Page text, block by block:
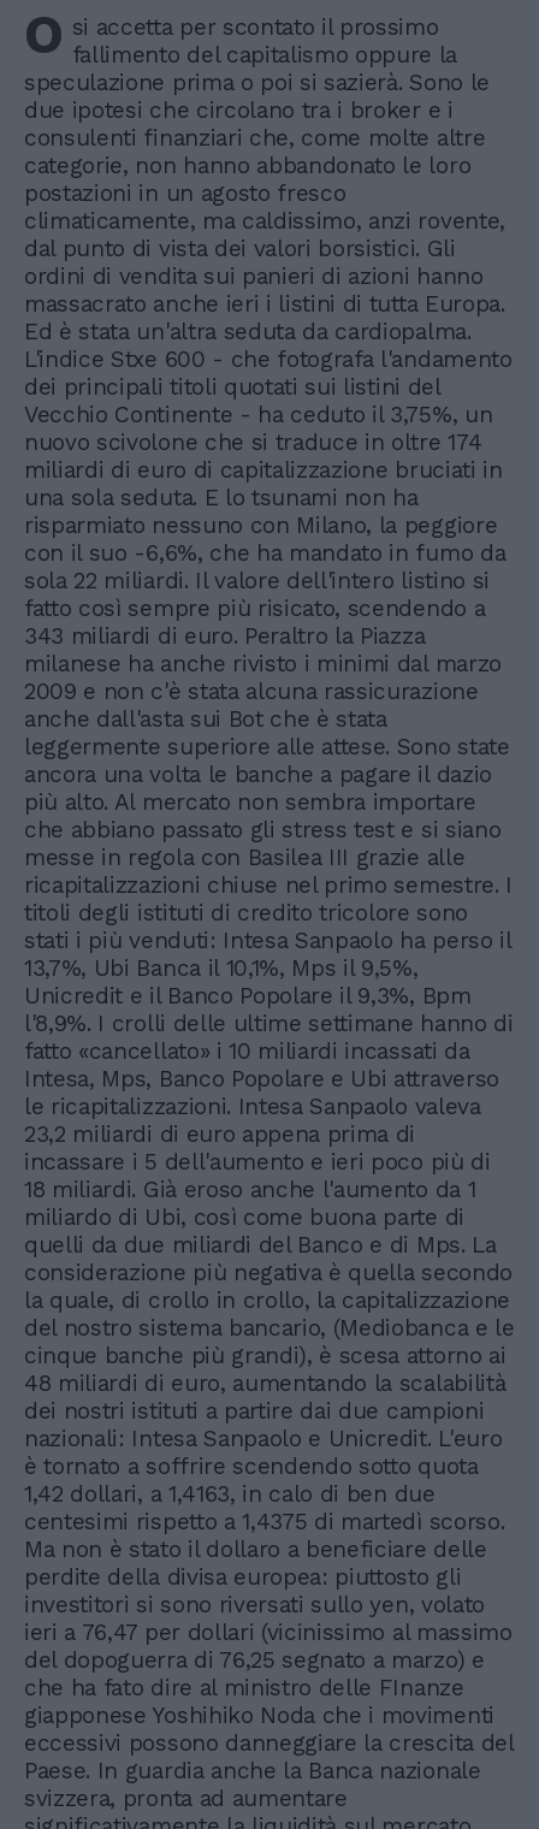
O si accetta per scontato il prossimo
fallimento del capitalismo oppure la
speculazione prima o poi si sazierà. Sono le
due ipotesi che circolano tra i broker e i
consulenti finanziari che, come molte altre
categorie, non hanno abbandonato le loro
postazioni in un agosto fresco
climaticamente, ma caldissimo, anzi rovente,
dal punto di vista dei valori borsistici. Gli
ordini di vendita sui panieri di azioni hanno
massacrato anche ieri i listini di tutta Europa.
Ed è stata un'altra seduta da cardiopalma.
L'indice Stxe 600 - che fotografa l'andamento
dei principali titoli quotati sui listini del
Vecchio Continente - ha ceduto il 3,75%, un
nuovo scivolone che si traduce in oltre 174
miliardi di euro di capitalizzazione bruciati in
una sola seduta. E lo tsunami non ha
risparmiato nessuno con Milano, la peggiore
con il suo -6,6%, che ha mandato in fumo da
sola 22 miliardi. Il valore dell'intero listino si
fatto così sempre più risicato, scendendo a
343 miliardi di euro. Peraltro la Piazza
milanese ha anche rivisto i minimi dal marzo
2009 e non c'è stata alcuna rassicurazione
anche dall'asta sui Bot che è stata
leggermente superiore alle attese. Sono state
ancora una volta le banche a pagare il dazio
più alto. Al mercato non sembra importare
che abbiano passato gli stress test e si siano
messe in regola con Basilea III grazie alle
ricapitalizzazioni chiuse nel primo semestre. I
titoli degli istituti di credito tricolore sono
stati i più venduti: Intesa Sanpaolo ha perso il
13,7%, Ubi Banca il 10,1%, Mps il 9,5%,
Unicredit e il Banco Popolare il 9,3%, Bpm
l'8,9%. I crolli delle ultime settimane hanno di
fatto «cancellato» i 10 miliardi incassati da
Intesa, Mps, Banco Popolare e Ubi attraverso
le ricapitalizzazioni. Intesa Sanpaolo valeva
23,2 miliardi di euro appena prima di
incassare i 5 dell'aumento e ieri poco più di
18 miliardi. Già eroso anche l'aumento da 1
miliardo di Ubi, così come buona parte di
quelli da due miliardi del Banco e di Mps. La
considerazione più negativa è quella secondo
la quale, di crollo in crollo, la capitalizzazione
del nostro sistema bancario, (Mediobanca e le
cinque banche più grandi), è scesa attorno ai
48 miliardi di euro, aumentando la scalabilità
dei nostri istituti a partire dai due campioni
nazionali: Intesa Sanpaolo e Unicredit. L'euro
è tornato a soffrire scendendo sotto quota
1,42 dollari, a 1,4163, in calo di ben due
centesimi rispetto a 1,4375 di martedì scorso.
Ma non è stato il dollaro a beneficiare delle
perdite della divisa europea: piuttosto gli
investitori si sono riversati sullo yen, volato
ieri a 76,47 per dollari (vicinissimo al massimo
del dopoguerra di 76,25 segnato a marzo) e
che ha fato dire al ministro delle FInanze
giapponese Yoshihiko Noda che i movimenti
eccessivi possono danneggiare la crescita del
Paese. In guardia anche la Banca nazionale
svizzera, pronta ad aumentare